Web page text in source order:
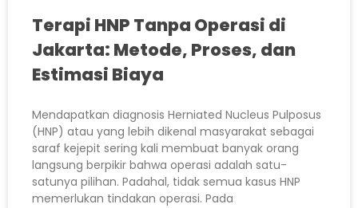
Terapi HNP Tanpa Operasi di
Jakarta: Metode, Proses, dan
Estimasi Biaya
Mendapatkan diagnosis Herniated Nucleus Pulposus
(HNP) atau yang lebih dikenal masyarakat sebagai
saraf kejepit sering kali membuat banyak orang
langsung berpikir bahwa operasi adalah satu-
satunya pilihan. Padahal, tidak semua kasus HNP
memerlukan tindakan operasi. Pada